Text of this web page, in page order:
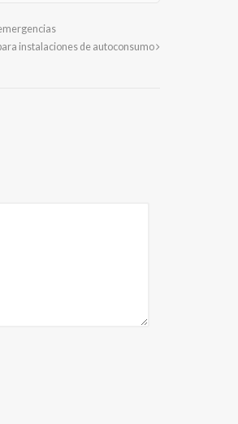
instalaciones de autoconsumo